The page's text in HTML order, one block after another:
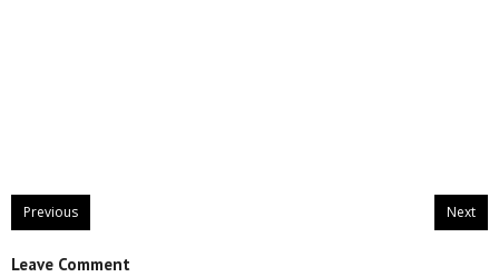
Previous Next
Leave Comment